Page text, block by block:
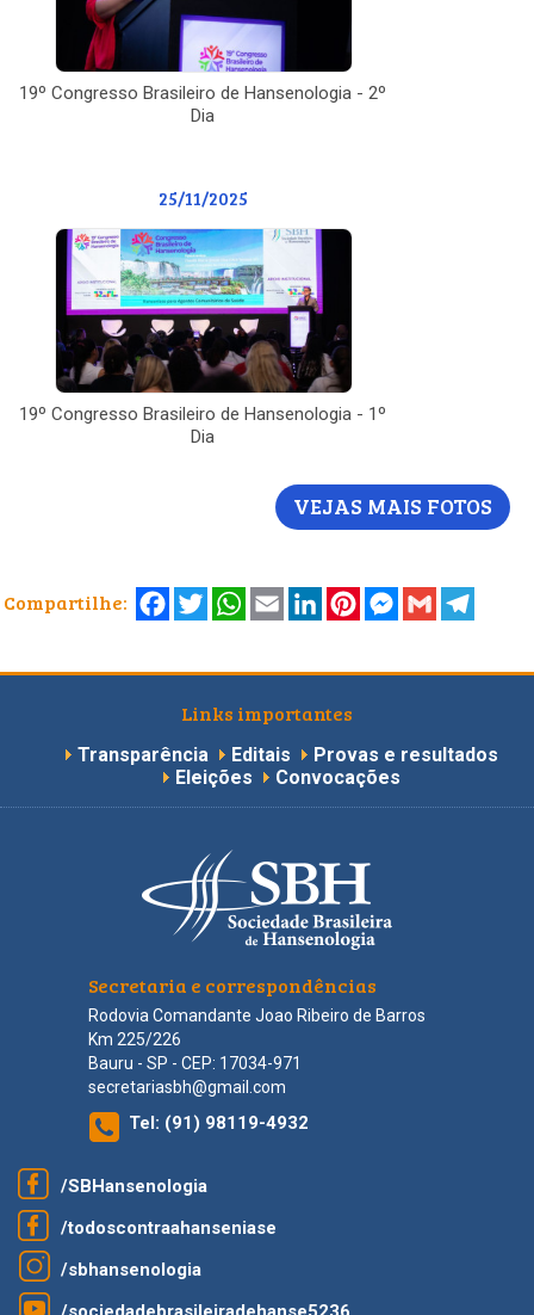
19º Congresso Brasileiro de Hansenologia - 2º
Dia
25/11/2025
19º Congresso Brasileiro de Hansenologia - 1º
Dia
VEJAS MAIS FOTOS
Compartilhe: FacebookTwitterWhatsApp
Email LinkedInPinterestMessenger
Gmail
Links importantes
Transparência Editais
Provas e resultados
Eleições
Convocações
Secretaria e correspondências
Rodovia Comandante Joao Ribeiro de Barros
Km 225/226
Bauru - SP - CEP: 17034-971
secretariasbh@gmail.com
Tel: (91) 98119-4932
/SBHansenologia
/todoscontraahanseniase
/sbhansenologia